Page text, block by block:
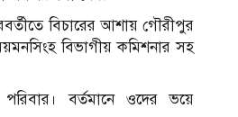
বিচারের আশায় গৌরীপুর
বিভাগীয় কমিশনার সহ
বর্তমানে ওদের ভয়ে